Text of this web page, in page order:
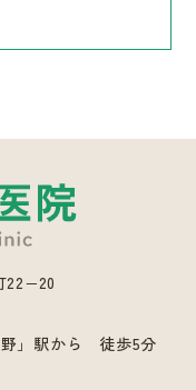
22−20
野」駅から 徒歩5分